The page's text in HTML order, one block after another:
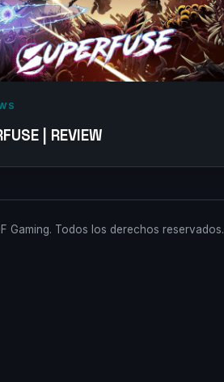
| REVIEW
Gaming. Todos los derechos reservados.